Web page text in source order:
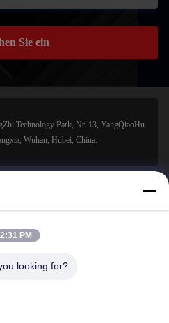
Sie ein
Technology Park, Nr. 13, YangQiaoHu
Wuhan, Hubei, China.
PM
looking for?